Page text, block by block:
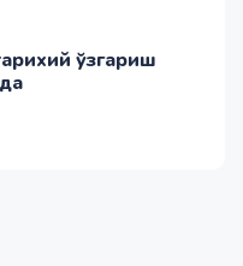
ўзгариш